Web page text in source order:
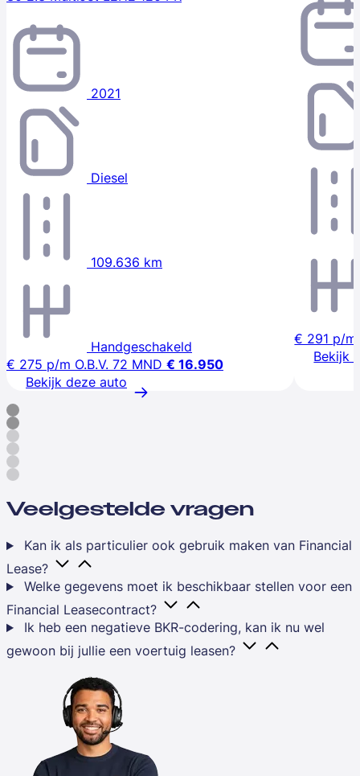
2021
Diesel
109.636 km
Handgeschakeld
€ 275 p/m O.B.V. 72 MND € 16.950
Bekijk deze auto
€ 291 p/m
Bekijk
Veelgestelde vragen
Kan ik als particulier ook gebruik maken van Financial
Lease?
Welke gegevens moet ik beschikbaar stellen voor een
Financial Leasecontract?
Ik heb een negatieve BKR-codering, kan ik nu wel
gewoon bij jullie een voertuig leasen?